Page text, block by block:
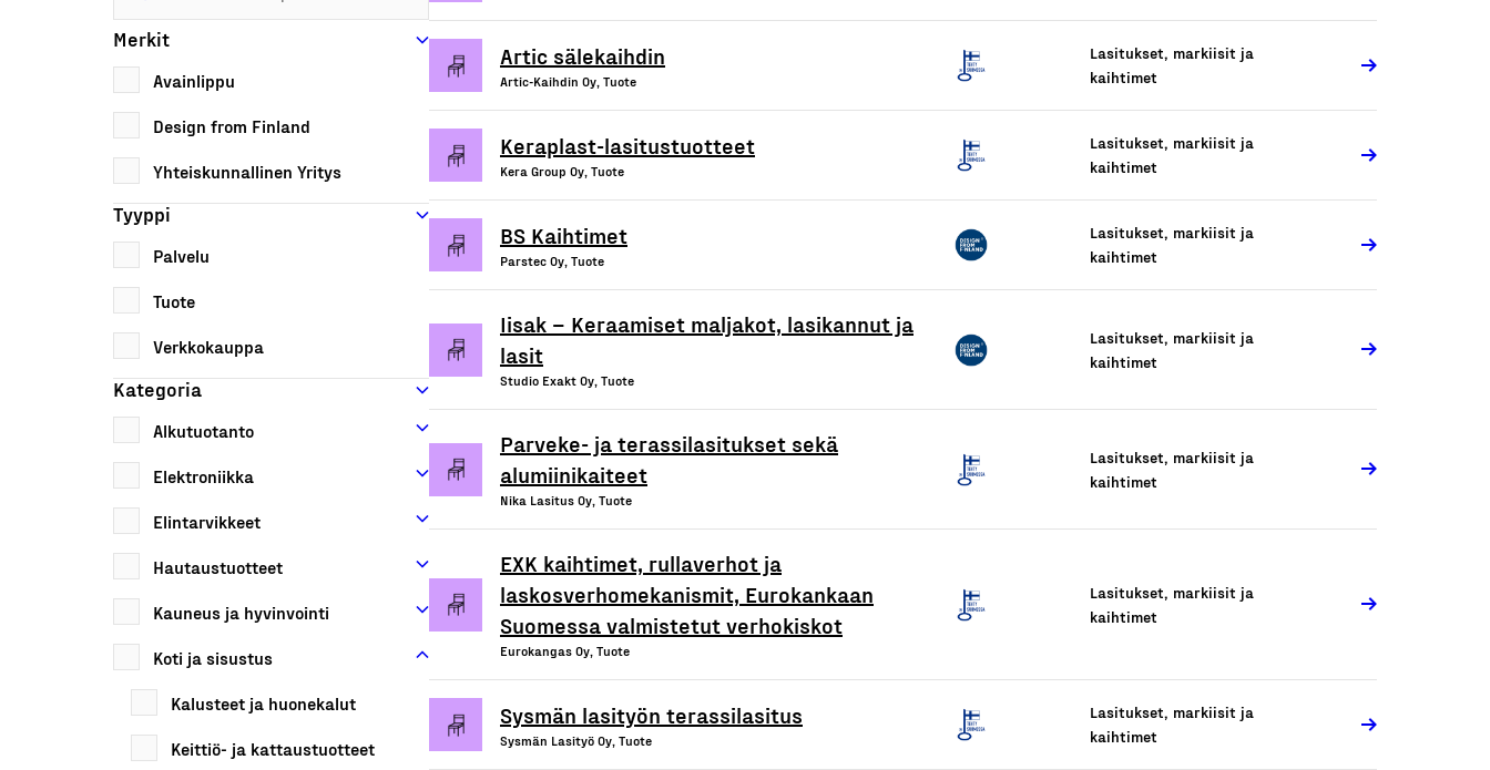
Merkit
Avainlippu
Design from Finland
Yhteiskunnallinen Yritys
Tyyppi
Palvelu
Tuote
Verkkokauppa
Kategoria
Alkutuotanto
Elektroniikka
Elintarvikkeet
Hautaustuotteet
Kauneus ja hyvinvointi
Koti ja sisustus
Kalusteet ja huonekalut
Keittiö- ja kattaustuotteet
Artic sälekaihdin
Artic-Kaihdin Oy, Tuote
Lasitukset, markiisit ja
kaihtimet
Keraplast-lasitustuotteet
Kera Group Oy, Tuote
Lasitukset, markiisit ja
kaihtimet
BS Kaihtimet
Parstec Oy, Tuote
Lasitukset, markiisit ja
kaihtimet
Iisak – Keraamiset maljakot, lasikannut ja
lasit
Studio Exakt Oy, Tuote
Lasitukset, markiisit ja
kaihtimet
Parveke- ja terassilasitukset sekä
alumiinikaiteet
Nika Lasitus Oy, Tuote
Lasitukset, markiisit ja
kaihtimet
EXK kaihtimet, rullaverhot ja
laskosverhomekanismit, Eurokankaan
Suomessa valmistetut verhokiskot
Eurokangas Oy, Tuote
Lasitukset, markiisit ja
kaihtimet
Sysmän lasityön terassilasitus
Sysmän Lasityö Oy, Tuote
Lasitukset, markiisit ja
kaihtimet